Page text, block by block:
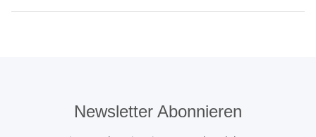
Newsletter Abonnieren